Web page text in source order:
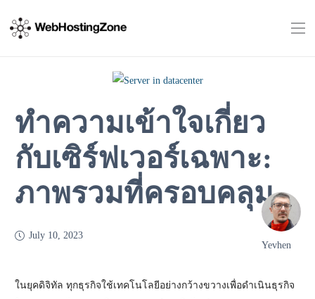
ทำความเข้าใจเกี่ยว
กับเซิร์ฟเวอร์เฉพาะ:
ภาพรวมที่ครอบคลุม
July 10, 2023
Yevhen
ในยุคดิจิทัล ทุกธุรกิจใช้เทคโนโลยีอย่างกว้างขวางเพื่อดำเนินธุรกิจ